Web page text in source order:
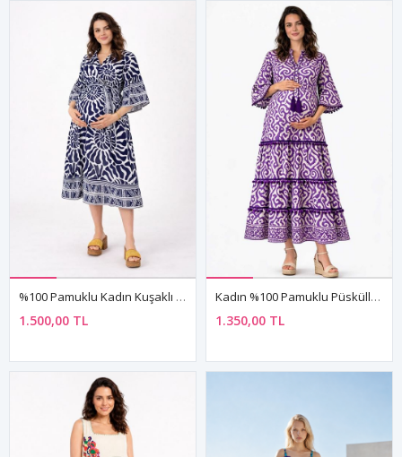
%100 Pamuklu Kadın Kuşaklı Ve Cepli Yazlık Lacivert Gömlek Yaka Hamile Elbisesi
1.500,00 TL
Kadın %100 Pamuklu Püsküllü Mor Bohem Hamile Elbisesi
1.350,00 TL